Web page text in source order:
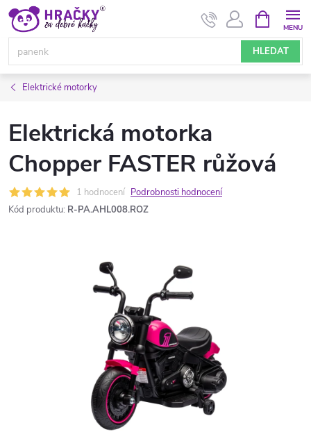
Přejít
obsah
HLEDAT
NÁKUPNÍ
KOŠÍK
Elektrické motorky
Elektrická motorka
Chopper FASTER růžová
1 hodnocení Podrobnosti hodnocení
Kód produktu: R-PA.AHL008.ROZ